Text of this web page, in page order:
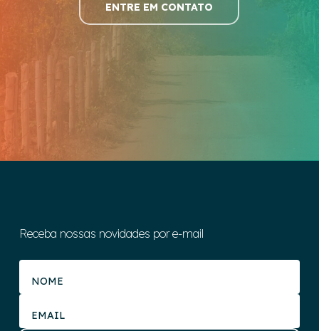
ENTRE EM CONTATO
Receba nossas novidades por e-mail